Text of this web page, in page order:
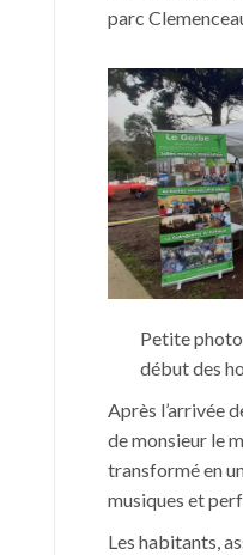
parc
Petite
début des
Après l’arrivée
de monsieur le
transformé en
musiques et
Les habitants,